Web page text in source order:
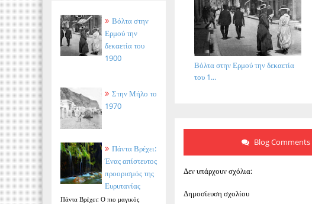
Βόλτα στην
Ερμού την
δεκαετία του
1900
Στην Μήλο το
1970
Πάντα Βρέχει:
Ένας απίστευτος
προορισμός της
Ευρυτανίας
Πάντα Βρέχει: Ο πιο μαγικός
Βόλτα στην Ερμού την δεκαετία
του 1...
Blog Comments
Δεν υπάρχουν σχόλια:
Δημοσίευση σχολίου